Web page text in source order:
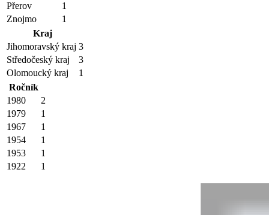
Přerov
1
Znojmo
1
Kraj
Jihomoravský kraj 3
Středočeský kraj
3
Olomoucký kraj
1
Ročník
1980
2
1979
1
1967
1
1954
1
1953
1
1922
1